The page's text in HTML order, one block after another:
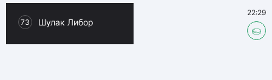
73 Шулак Либор
22:29